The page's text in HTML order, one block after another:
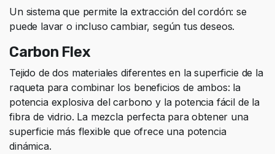
Un sistema que permite la extracción del cordón: se
puede lavar o incluso cambiar, según tus deseos.
Carbon Flex
Tejido de dos materiales diferentes en la superficie de la
raqueta para combinar los beneficios de ambos: la
potencia explosiva del carbono y la potencia fácil de la
fibra de vidrio. La mezcla perfecta para obtener una
superficie más flexible que ofrece una potencia
dinámica.